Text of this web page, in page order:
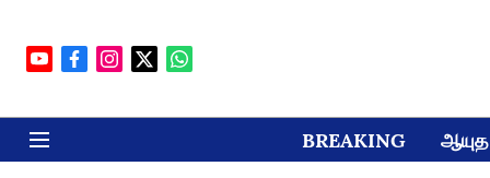
BREAKING ஆயுத